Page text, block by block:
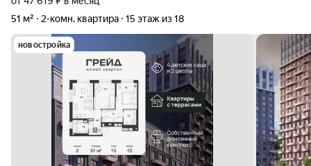
51 м²
2-комн. квартира 15 этаж из 18
новостройка